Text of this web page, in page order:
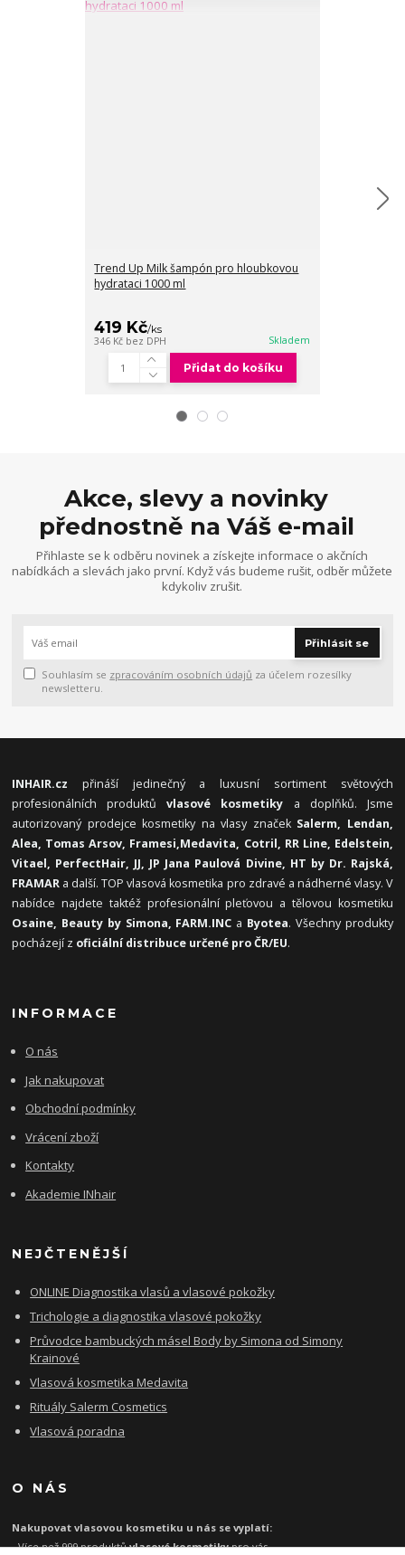
Trend Up Milk šampón pro hloubkovou
hydrataci 1000 ml
419 Kč/ks
346 Kč bez DPH Skladem
Přidat do košíku
Akce, slevy a novinky
přednostně na Váš e-mail
Přihlaste se k odběru novinek a získejte informace o akčních
nabídkách a slevách jako první. Když vás budeme rušit, odběr můžete
kdykoliv zrušit.
Přihlásit se
Souhlasím se zpracováním osobních údajů za účelem rozesílky
newsletteru.
INHAIR.cz přináší jedinečný a luxusní sortiment světových
profesionálních produktůvlasové kosmetiky a doplňků. Jsme
autorizovaný prodejce kosmetiky na vlasy značek Salerm, Lendan,
Alea, Tomas Arsov, Framesi,Medavita, Cotril, RR Line, Edelstein,
Vitael, PerfectHair, JJ, JP Jana Paulová Divine, HT by Dr. Rajská,
FRAMAR a další. TOP vlasová kosmetika pro zdravé a nádherné vlasy. V
nabídce najdete taktéž profesionální pleťovou a tělovou kosmetiku
Osaine, Beauty by Simona, FARM.INC a Byotea. Všechny produkty
pocházejí z oficiální distribuce určené pro ČR/EU.
INFORMACE
O nás
Jak nakupovat
Obchodní podmínky
Vrácení zboží
Kontakty
Akademie INhair
NEJČTENĚJŠÍ
ONLINE Diagnostika vlasů a vlasové pokožky
Trichologie a diagnostika vlasové pokožky
Průvodce bambuckých másel Body by Simona od Simony
Krainové
Vlasová kosmetika Medavita
Rituály Salerm Cosmetics
Vlasová poradna
O NÁS
Nakupovat vlasovou kosmetiku u nás se vyplatí:
- Více než 999 produktůvlasové kosmetikypro vás